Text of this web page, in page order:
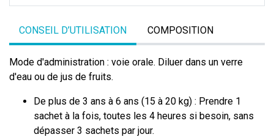
CONSEIL D’UTILISATION COMPOSITION
Mode d'administration : voie orale. Diluer dans un verre
d'eau ou de jus de fruits.
De plus de 3 ans à 6 ans (15 à 20 kg) : Prendre 1
sachet à la fois, toutes les 4 heures si besoin, sans
dépasser 3 sachets par jour.